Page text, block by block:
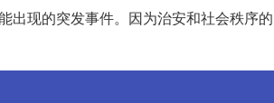
出现的突发事件。因为治安和社会秩序的